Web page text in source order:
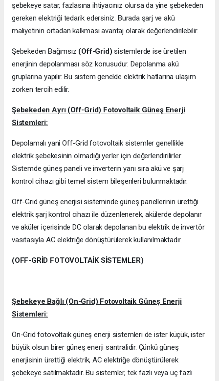
şebekeye satar, fazlasına ihtiyacınız olursa da yine şebekeden
gereken elektriği tedarik edersiniz. Burada şarj ve akü
maliyetinin ortadan kalkması avantaj olarak değerlendirilebilir.
Şebekeden Bağımsız (Off-Grid) sistemlerde ise üretilen
enerjinin depolanması söz konusudur. Depolanma akü
gruplarına yapılır. Bu sistem genelde elektrik hatlarına ulaşım
zorken tercih edilir.
Şebekeden Ayrı (Off-Grid) Fotovoltaik Güneş Enerji
Sistemleri:
Depolamalı yani Off-Grid fotovoltaik sistemler genellikle
elektrik şebekesinin olmadığı yerler için değerlendirilirler.
Sistemde güneş paneli ve inverterin yanı sıra akü ve şarj
kontrol cihazı gibi temel sistem bileşenleri bulunmaktadır.
Off-Grid güneş enerjisi sisteminde güneş panellerinin ürettiği
elektrik şarj kontrol cihazı ile düzenlenerek, akülerde depolanır
ve aküler içerisinde DC olarak depolanan bu elektrik de invertör
vasıtasıyla AC elektriğe dönüştürülerek kullanılmaktadır.
(OFF-GRİD FOTOVOLTAİK SİSTEMLER)
Şebekeye Bağlı (On-Grid) Fotovoltaik Güneş Enerji
Sistemleri:
On-Grid fotovoltaik güneş enerji sistemleri de ister küçük, ister
büyük olsun birer güneş enerji santralidir. Çünkü güneş
enerjisinin ürettiği elektrik, AC elektriğe dönüştürülerek
şebekeye satılmaktadır. Bu sistemler, tek fazlı veya üç fazlı